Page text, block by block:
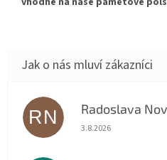
RN Radoslava
Hodnocení obchodu
3.8.2026